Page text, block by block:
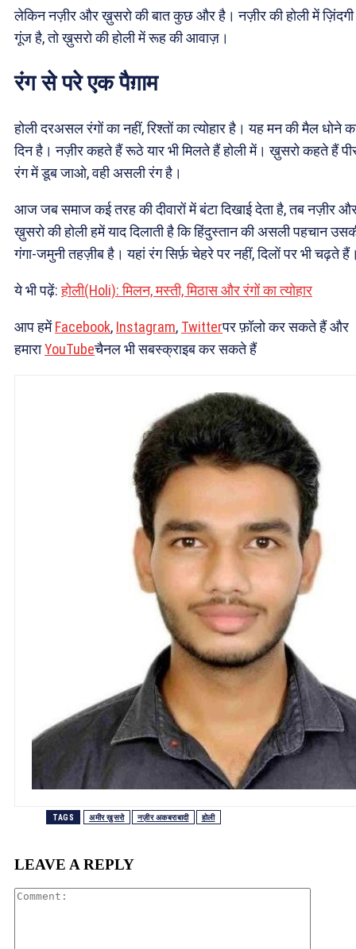
लेकिन नज़ीर और ख़ुसरो की बात कुछ और है। नज़ीर की होली में ज़िंदगी
गूंज है, तो ख़ुसरो की होली में रूह की आवाज़।
रंग से परे एक पैग़ाम
होली दरअसल रंगों का नहीं, रिश्तों का त्योहार है। यह मन की मैल धोने
दिन है। नज़ीर कहते हैं रूठे यार भी मिलते हैं होली में। ख़ुसरो कहते हैं
रंग में डूब जाओ, वही असली रंग है।
आज जब समाज कई तरह की दीवारों में बंटा दिखाई देता है, तब नज़ीर
ख़ुसरो की होली हमें याद दिलाती है कि हिंदुस्तान की असली पहचान
गंगा-जमुनी तहज़ीब है। यहां रंग सिर्फ़ चेहरे पर नहीं, दिलों पर भी चढ़ते
ये भी पढ़ें:होली(Holi): मिलन, मस्ती, मिठास और रंगों का त्योहार
आप हमेंFacebook, Instagram, Twitterपर फ़ॉलो कर सकते हैं और
हमाराYouTubeचैनल भी सबस्क्राइब कर सकते हैं
TAGS अमीर ख़ुसरो नज़ीर अकबराबादी होली
LEAVE A REPLY